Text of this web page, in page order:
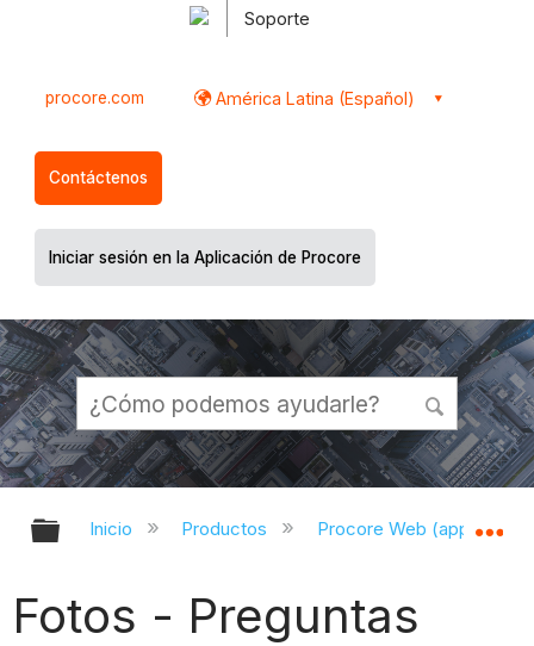
Soporte
procore.com América Latina (Español)
Contáctenos
Iniciar sesión en la Aplicación de Procore
Expandir/contraer jerarquía global
Inicio Productos Procore Web
Fotos - Preguntas